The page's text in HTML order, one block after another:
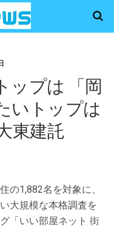
ップは 「岡
いトップは
東建託
の1,882名を対象に、
大規模な本格調査を
「いい部屋ネット 街